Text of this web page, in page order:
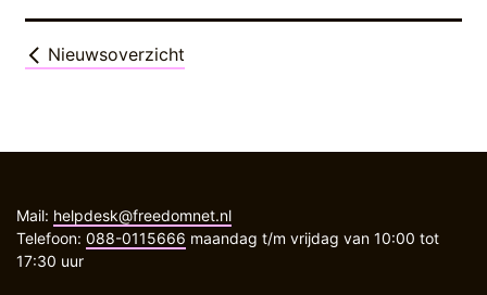
Nieuwsoverzicht
Mail: helpdesk@freedomnet.nl
Telefoon: 088-0115666 maandag t/m vrijdag van 10:00 tot
17:30 uur